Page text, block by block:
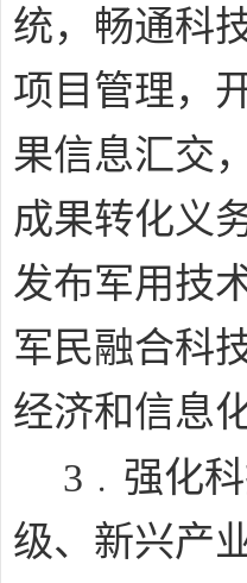
统，畅通科
项目管理，
果信息汇交
成果转化义
发布军用技
军民融合科
经济和信息
3 ﹒ 强化
级、新兴产